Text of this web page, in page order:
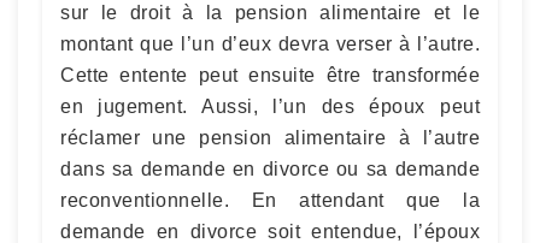
sur le droit à la pension alimentaire et le
montant que l’un d’eux devra verser à l’autre.
Cette entente peut ensuite être transformée
en jugement. Aussi, l’un des époux peut
réclamer une pension alimentaire à l’autre
dans sa demande en divorce ou sa demande
reconventionnelle. En attendant que la
demande en divorce soit entendue, l’époux